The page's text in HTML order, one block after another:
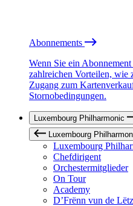
Abonnements
Wenn Sie ein
zahlreichen Vorteilen, wie
Zugang zum
Stornobedingungen.
Luxembourg Philharmonic
Luxembourg
Luxembourg
Chefdirigent
Orchestermitglieder
On Tour
Academy
D’Frënn vun de